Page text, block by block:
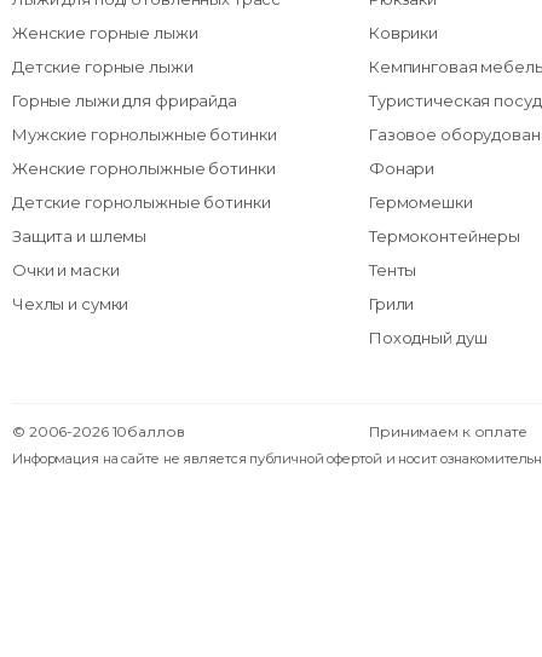
Женские горные лыжи
Детские горные лыжи
Горные лыжи для фрирайда
Мужские горнолыжные ботинки
Женские горнолыжные ботинки
Детские горнолыжные ботинки
Защита и шлемы
Очки и маски
Чехлы и сумки
Коврики
Кемпинговая мебель
Туристическая
Газовое
Фонари
Гермомешки
Термоконтейнеры
Тенты
Грили
Походный душ
© 2006-2026 10баллов Принимаем к оплате
Информация на сайте не является публичной офертой и носит